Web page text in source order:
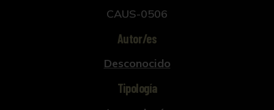
CAUS-0506
Autor/es
Desconocido
Tipología